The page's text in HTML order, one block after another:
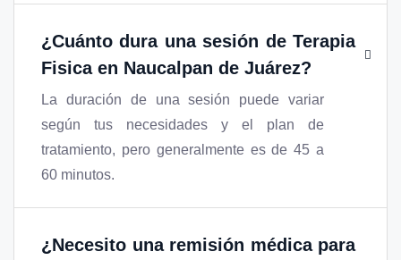
¿Cuánto dura una sesión de Terapia
Fisica en Naucalpan de Juárez?
La duración de una sesión puede variar
según tus necesidades y el plan de
tratamiento, pero generalmente es de 45 a
60 minutos.
¿Necesito una remisión médica para